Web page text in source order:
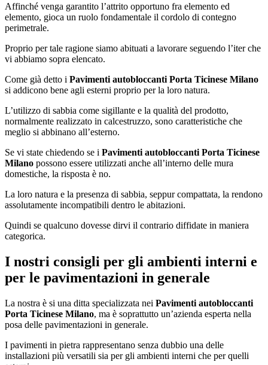
Affinché venga garantito l’attrito opportuno fra elemento ed
elemento, gioca un ruolo fondamentale il cordolo di contegno
perimetrale.
Proprio per tale ragione siamo abituati a lavorare seguendo l’iter che
vi abbiamo sopra elencato.
Come già detto i Pavimenti autobloccanti Porta Ticinese Milano
si addicono bene agli esterni proprio per la loro natura.
L’utilizzo di sabbia come sigillante e la qualità del prodotto,
normalmente realizzato in calcestruzzo, sono caratteristiche che
meglio si abbinano all’esterno.
Se vi state chiedendo se i Pavimenti autobloccanti Porta Ticinese
Milano possono essere utilizzati anche all’interno delle mura
domestiche, la risposta è no.
La loro natura e la presenza di sabbia, seppur compattata, la rendono
assolutamente incompatibili dentro le abitazioni.
Quindi se qualcuno dovesse dirvi il contrario diffidate in maniera
categorica.
I nostri consigli per gli ambienti interni e
per le pavimentazioni in generale
La nostra è si una ditta specializzata nei Pavimenti autobloccanti
Porta Ticinese Milano, ma è soprattutto un’azienda esperta nella
posa delle pavimentazioni in generale.
I pavimenti in pietra rappresentano senza dubbio una delle
installazioni più versatili sia per gli ambienti interni che per quelli